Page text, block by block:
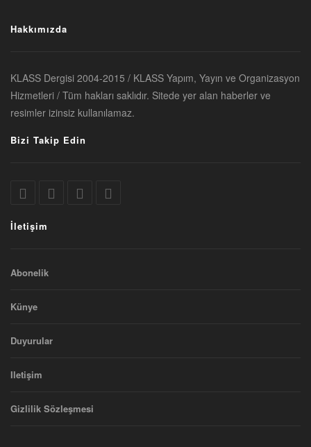
Hakkımızda
KLASS Dergisi 2004-2015 / KLASS Yapım, Yayın ve Organizasyon
Hizmetleri / Tüm hakları saklıdır. Sitede yer alan haberler ve
resimler izinsiz kullanılamaz.
Bizi Takip Edin
İletişim
Abonelik
Künye
Duyurular
Iletişim
Gizlilik Sözleşmesi